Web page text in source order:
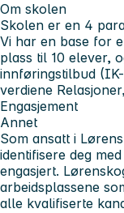
Om skolen
Skolen er en 4
Vi har en base for
plass til 10 elever,
innføringstilbud
verdiene
Engasjement
Annet
Som ansatt i
identifisere deg
engasjert.
arbeidsplassene
alle kvalifiserte